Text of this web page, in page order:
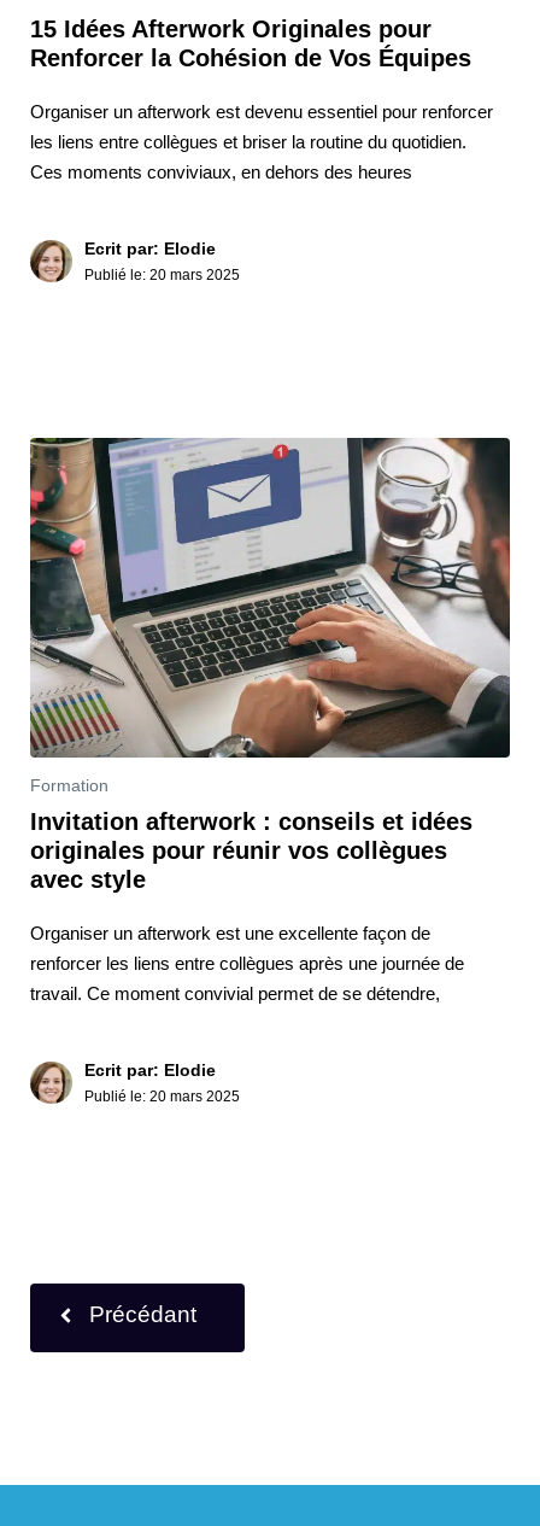
15 Idées Afterwork Originales pour
Renforcer la Cohésion de Vos Équipes
Organiser un afterwork est devenu essentiel pour renforcer
les liens entre collègues et briser la routine du quotidien.
Ces moments conviviaux, en dehors des heures
Ecrit par: Elodie
Publié le: 20 mars 2025
Formation
Invitation afterwork : conseils et idées
originales pour réunir vos collègues
avec style
Organiser un afterwork est une excellente façon de
renforcer les liens entre collègues après une journée de
travail. Ce moment convivial permet de se détendre,
Ecrit par: Elodie
Publié le: 20 mars 2025
Précédant